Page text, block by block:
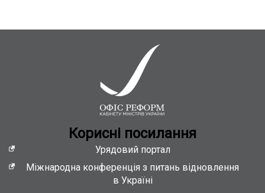
Кориснi посилання
Урядовий портал
Міжнародна конференція з питань відновлення
в Україні